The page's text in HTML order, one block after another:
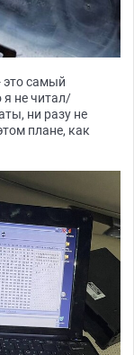
это самый
я не читал/
ни разу не
плане, как